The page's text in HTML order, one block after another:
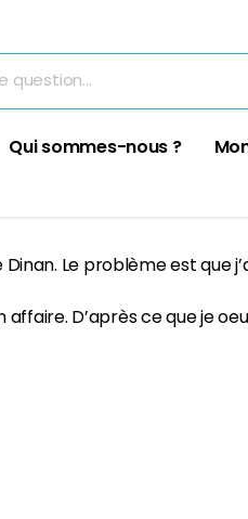
Qui sommes-nous ?
Le problème est que
D’après ce que je